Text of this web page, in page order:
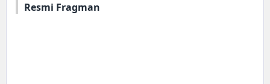
Resmi Fragman